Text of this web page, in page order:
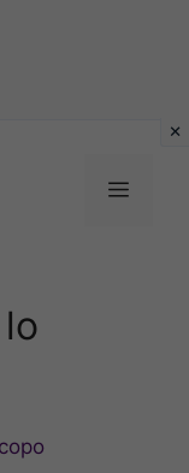
Menu